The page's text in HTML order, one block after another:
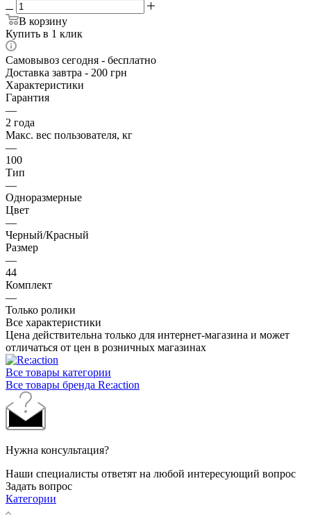
В корзину
Купить в 1 клик
Самовывоз сегодня - бесплатно
Доставка завтра - 200 грн
Характеристики
Гарантия
—
2 года
Макс. вес пользователя, кг
—
100
Тип
—
Одноразмерные
Цвет
—
Черный/Красный
Размер
—
44
Комплект
—
Только ролики
Все характеристики
Цена действительна только для интернет-магазина и может
отличаться от цен в розничных магазинах
Все товары категории
Все товары бренда Re:action
Нужна консультация?
Наши специалисты ответят на любой интересующий вопрос
Задать вопрос
Категории